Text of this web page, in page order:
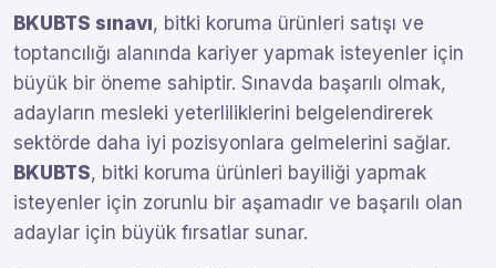
BKUBTS sınavı, bitki koruma ürünleri satışı ve
toptancılığı alanında kariyer yapmak isteyenler için
büyük bir öneme sahiptir. Sınavda başarılı olmak,
adayların mesleki yeterliliklerini belgelendirerek
sektörde daha iyi pozisyonlara gelmelerini sağlar.
BKUBTS, bitki koruma ürünleri bayiliği yapmak
isteyenler için zorunlu bir aşamadır ve başarılı olan
adaylar için büyük fırsatlar sunar.